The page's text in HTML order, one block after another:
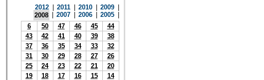
2012 2011 2010 2009
2008
2007 2006 2005
6
50 47 46 45
44
43
42 41 40 39
38
37
36 35 34 33
32
31
30 29 28 27
26
25
24 23 22 21
20
19
18 17 16 15
14